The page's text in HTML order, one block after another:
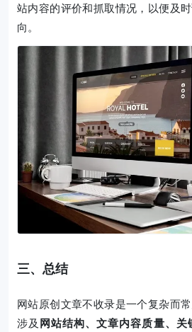
站内容的评价和抓取情况，以便及
向。
三、总结
网站原创文章不收录是一个复杂而
涉及 网站结构、文章内容质量、